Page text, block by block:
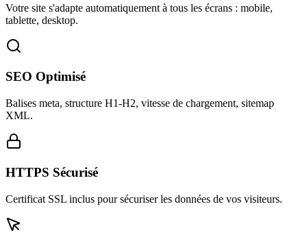
Votre site s'adapte automatiquement à tous les écrans : mobile,
tablette, desktop.
SEO Optimisé
Balises meta, structure H1-H2, vitesse de chargement, sitemap
XML.
HTTPS Sécurisé
Certificat SSL inclus pour sécuriser les données de vos visiteurs.